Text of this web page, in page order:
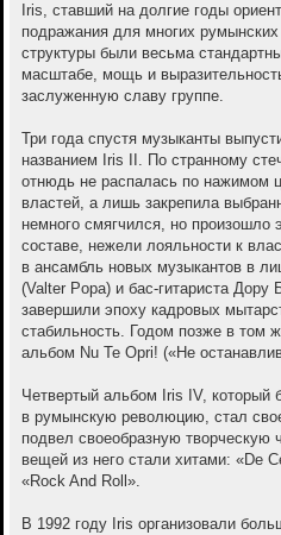
Iris, ставший на долгие годы
подражания для многих
структуры были весьма
масштабе, мощь и
заслуженную славу группе.
Три года спустя музыканты
названием Iris II. По странному
отнюдь не распалась по нажимом
властей, а лишь закрепила
немного смягчился, но произошло
составе, нежели лояльности к
в ансамбль новых музыкантов в
(Valter Popa) и бас-гитариста Дору
завершили эпоху кадровых
стабильность. Годом позже в том
альбом Nu Te Opri! («Не
Четвертый альбом Iris IV, который
в румынскую революцию, стал
подвел своеобразную творческую
вещей из него стали хитами: «De
«Rock And Roll».
В 1992 году Iris организовали